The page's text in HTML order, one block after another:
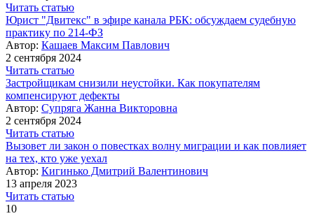
Читать статью
Юрист "Двитекс" в эфире канала РБК: обсуждаем судебную
практику по 214-ФЗ
Автор: Кашаев Максим Павлович
2 сентября 2024
Читать статью
Застройщикам снизили неустойки. Как покупателям
компенсируют дефекты
Автор: Супряга Жанна Викторовна
2 сентября 2024
Читать статью
Вызовет ли закон о повестках волну миграции и как повлияет
на тех, кто уже уехал
Автор: Кигинько Дмитрий Валентинович
13 апреля 2023
Читать статью
10